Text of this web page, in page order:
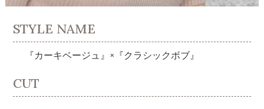
STYLE NAME
『カーキベージュ』×『クラシックボブ』
CUT